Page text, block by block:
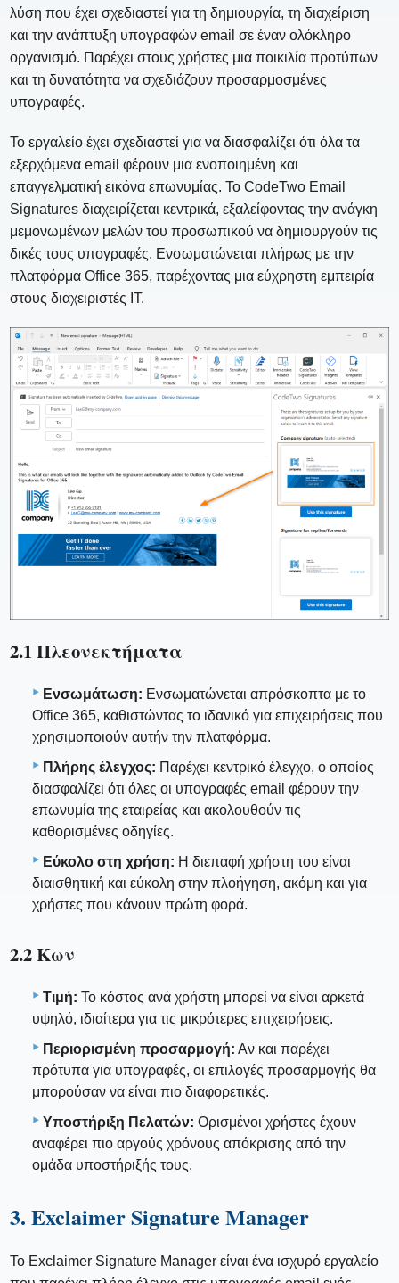
λύση που έχει σχεδιαστεί για τη δημιουργία, τη διαχείριση
και την ανάπτυξη υπογραφών email σε έναν ολόκληρο
οργανισμό. Παρέχει στους χρήστες μια ποικιλία προτύπων
και τη δυνατότητα να σχεδιάζουν προσαρμοσμένες
υπογραφές.
Το εργαλείο έχει σχεδιαστεί για να διασφαλίζει ότι όλα τα
εξερχόμενα email φέρουν μια ενοποιημένη και
επαγγελματική εικόνα επωνυμίας. Το CodeTwo Email
Signatures διαχειρίζεται κεντρικά, εξαλείφοντας την ανάγκη
μεμονωμένων μελών του προσωπικού να δημιουργούν τις
δικές τους υπογραφές. Ενσωματώνεται πλήρως με την
πλατφόρμα Office 365, παρέχοντας μια εύχρηστη εμπειρία
στους διαχειριστές IT.
2.1 Πλεονεκτήματα
Ενσωμάτωση: Ενσωματώνεται απρόσκοπτα με το
Office 365, καθιστώντας το ιδανικό για επιχειρήσεις που
χρησιμοποιούν αυτήν την πλατφόρμα.
Πλήρης έλεγχος: Παρέχει κεντρικό έλεγχο, ο οποίος
διασφαλίζει ότι όλες οι υπογραφές email φέρουν την
επωνυμία της εταιρείας και ακολουθούν τις
καθορισμένες οδηγίες.
Εύκολο στη χρήση: Η διεπαφή χρήστη του είναι
διαισθητική και εύκολη στην πλοήγηση, ακόμη και για
χρήστες που κάνουν πρώτη φορά.
2.2 Κων
Τιμή: Το κόστος ανά χρήστη μπορεί να είναι αρκετά
υψηλό, ιδιαίτερα για τις μικρότερες επιχειρήσεις.
Περιορισμένη προσαρμογή: Αν και παρέχει
πρότυπα για υπογραφές, οι επιλογές προσαρμογής θα
μπορούσαν να είναι πιο διαφορετικές.
Υποστήριξη Πελατών: Ορισμένοι χρήστες έχουν
αναφέρει πιο αργούς χρόνους απόκρισης από την
ομάδα υποστήριξής τους.
3. Exclaimer Signature Manager
Το Exclaimer Signature Manager είναι ένα ισχυρό εργαλείο